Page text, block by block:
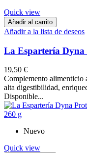
Quick view
Añadir al carrito
Añadir a la lista de deseos
La Espartería
19,50 €
Complemento alimenticio
alta digestibilidad,
Disponible...
Nuevo
Quick view